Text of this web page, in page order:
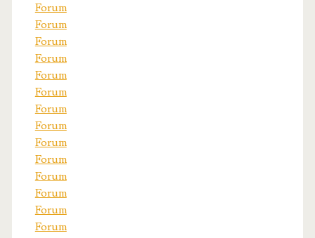
Forum
Forum
Forum
Forum
Forum
Forum
Forum
Forum
Forum
Forum
Forum
Forum
Forum
Forum